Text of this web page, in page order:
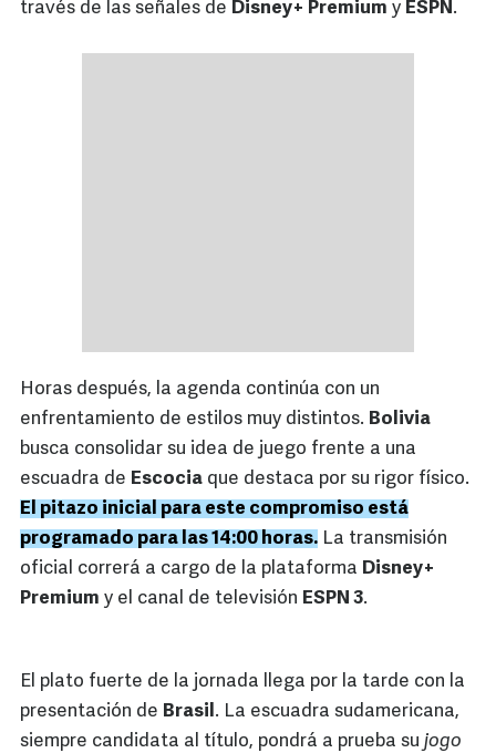
través de las señales de Disney+ Premium y ESPN.
Horas después, la agenda continúa con un
enfrentamiento de estilos muy distintos. Bolivia
busca consolidar su idea de juego frente a una
escuadra de Escocia que destaca por su rigor físico.
El pitazo inicial para este compromiso está
programado para las 14:00 horas. La transmisión
oficial correrá a cargo de la plataforma Disney+
Premium y el canal de televisión ESPN 3.
El plato fuerte de la jornada llega por la tarde con la
presentación de Brasil. La escuadra sudamericana,
siempre candidata al título, pondrá a prueba su jogo